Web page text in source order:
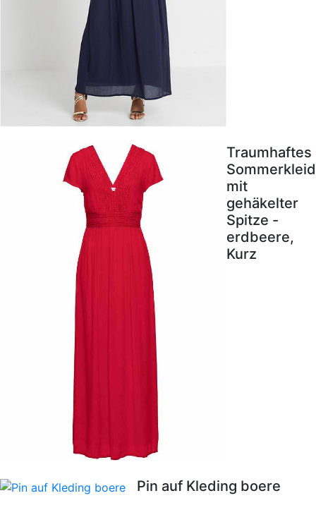
Traumhaftes
Sommerkleid
mit
gehäkelter
Spitze -
erdbeere,
Kurz
Pin auf Kleding boere